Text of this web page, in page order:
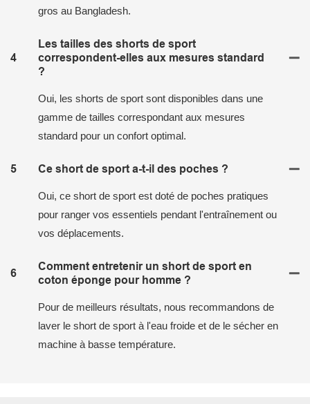
gros au Bangladesh.
4
Les tailles des shorts de sport
correspondent-elles aux mesures standard
?
Oui, les shorts de sport sont disponibles dans une
gamme de tailles correspondant aux mesures
standard pour un confort optimal.
5 Ce short de sport a-t-il des poches ?
Oui, ce short de sport est doté de poches pratiques
pour ranger vos essentiels pendant l'entraînement ou
vos déplacements.
6
Comment entretenir un short de sport en
coton éponge pour homme ?
Pour de meilleurs résultats, nous recommandons de
laver le short de sport à l'eau froide et de le sécher en
machine à basse température.